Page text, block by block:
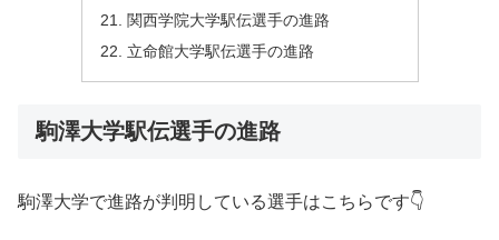
関西学院大学駅伝選手の進路
立命館大学駅伝選手の進路
駒澤大学駅伝選手の進路
駒澤大学で進路が判明している選手はこちらです👇